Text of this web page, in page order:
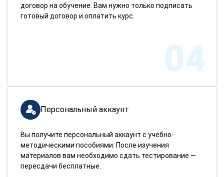
договор на обучение. Вам нужно только подписать
готовый договор и оплатить курс.
04
Персональный аккаунт
Вы получите персональный аккаунт с учебно-
методическими пособиями. После изучения
материалов вам необходимо сдать тестирование —
пересдачи бесплатные.